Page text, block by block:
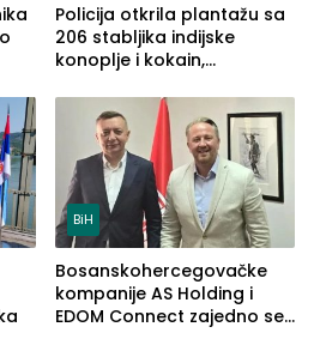
Policija otkrila plantažu sa
206 stabljika indijske
konoplje i kokain,
(FOTO)
BiH
Bosanskohercegovačke
kompanije AS Holding i
EDOM Connect zajedno se